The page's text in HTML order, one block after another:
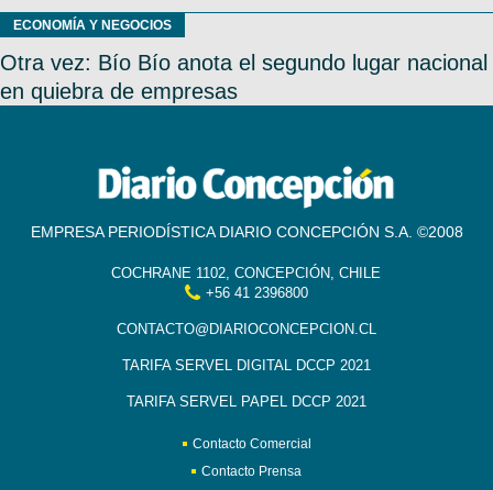
ECONOMÍA Y NEGOCIOS
Otra vez: Bío Bío anota el segundo lugar nacional
en quiebra de empresas
EMPRESA PERIODÍSTICA DIARIO CONCEPCIÓN S.A. ©2008
COCHRANE 1102, CONCEPCIÓN, CHILE
+56 41 2396800
CONTACTO@DIARIOCONCEPCION.CL
TARIFA SERVEL DIGITAL DCCP 2021
TARIFA SERVEL PAPEL DCCP 2021
Contacto Comercial
Contacto Prensa